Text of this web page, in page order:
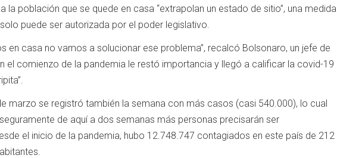
la población que se quede en casa “extrapolan un estado de sitio”, una medida
puede ser autorizada por el poder legislativo.
en casa no vamos a solucionar ese problema”, recalcó Bolsonaro, un jefe de
el comienzo de la pandemia le restó importancia y llegó a calificar la covid-19
marzo se registró también la semana con más casos (casi 540.000), lo cual
de aquí a dos semanas más personas precisarán ser
el inicio de la pandemia, hubo 12.748.747 contagiados en este país de 212